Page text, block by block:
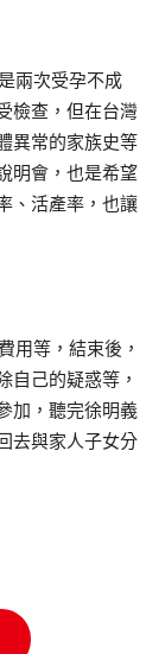
兩次受孕不成
檢查，但在台灣
異常的家族史等
明會，也是希望
、活產率，也讓
用等，結束後，
自己的疑惑等，
加，聽完徐明義
去與家人子女分